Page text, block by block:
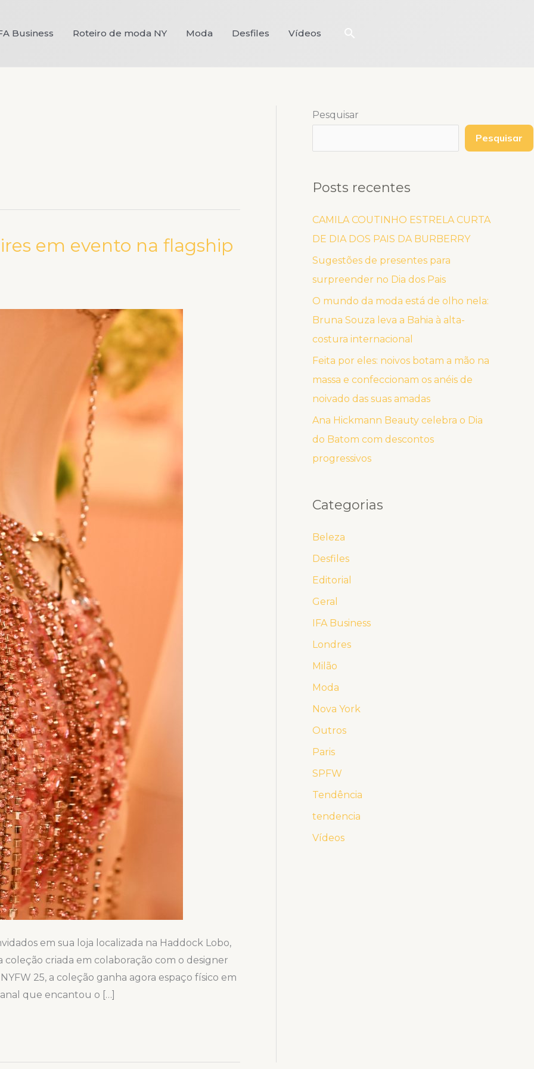
Business Roteiro de moda NY Moda Desfiles Vídeos Pesquisar
em evento na flagship
em sua loja localizada na Haddock Lobo,
coleção criada em colaboração com o designer
25, a coleção ganha agora espaço físico em
que encantou o […]
Pesquisar
Pesquisar
Posts recentes
CAMILA COUTINHO ESTRELA CURTA
DE DIA DOS PAIS DA BURBERRY
Sugestões de presentes para
surpreender no Dia dos Pais
O mundo da moda está de olho nela:
Bruna Souza leva a Bahia à alta-
costura internacional
Feita por eles: noivos botam a mão na
massa e confeccionam os anéis de
noivado das suas amadas
Ana Hickmann Beauty celebra o Dia
do Batom com descontos
progressivos
Categorias
Beleza
Desfiles
Editorial
Geral
IFA Business
Londres
Milão
Moda
Nova York
Outros
Paris
SPFW
Tendência
tendencia
Vídeos